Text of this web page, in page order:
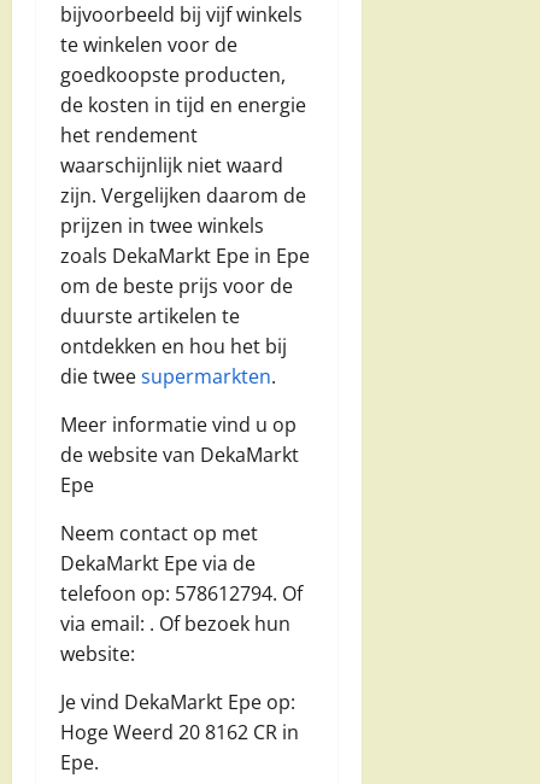
bijvoorbeeld bij vijf winkels
te winkelen voor de
goedkoopste producten,
de kosten in tijd en energie
het rendement
waarschijnlijk niet waard
zijn. Vergelijken daarom de
prijzen in twee winkels
zoals DekaMarkt Epe in Epe
om de beste prijs voor de
duurste artikelen te
ontdekken en hou het bij
die tweesupermarkten.
Meer informatie vind u op
de website van DekaMarkt
Epe
Neem contact op met
DekaMarkt Epe via de
telefoon op: 578612794. Of
via email: . Of bezoek hun
website:
Je vind DekaMarkt Epe op:
Hoge Weerd 20 8162 CR in
Epe.